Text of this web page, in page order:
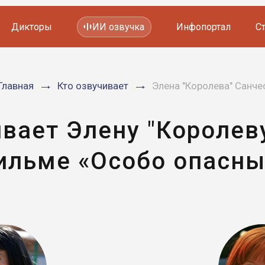
Мультфильмов
Дикторы ИИ озвучка Инфопортал
Кто озвучивает Элена "Королева"
Элену
«Особо